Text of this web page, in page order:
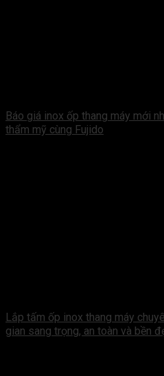
Báo giá inox ốp thang máy mới
thẩm mỹ cùng Fujido
Lắp tấm ốp inox thang máy
gian sang trọng, an toàn và bền